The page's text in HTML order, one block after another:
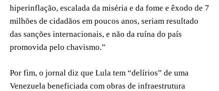
hiperinflação, escalada da miséria e da fome e êxodo de 7
milhões de cidadãos em poucos anos, seriam resultado
das sanções internacionais, e não da ruína do país
promovida pelo chavismo.”
Por fim, o jornal diz que Lula tem “delírios” de uma
Venezuela beneficiada com obras de infraestrutura